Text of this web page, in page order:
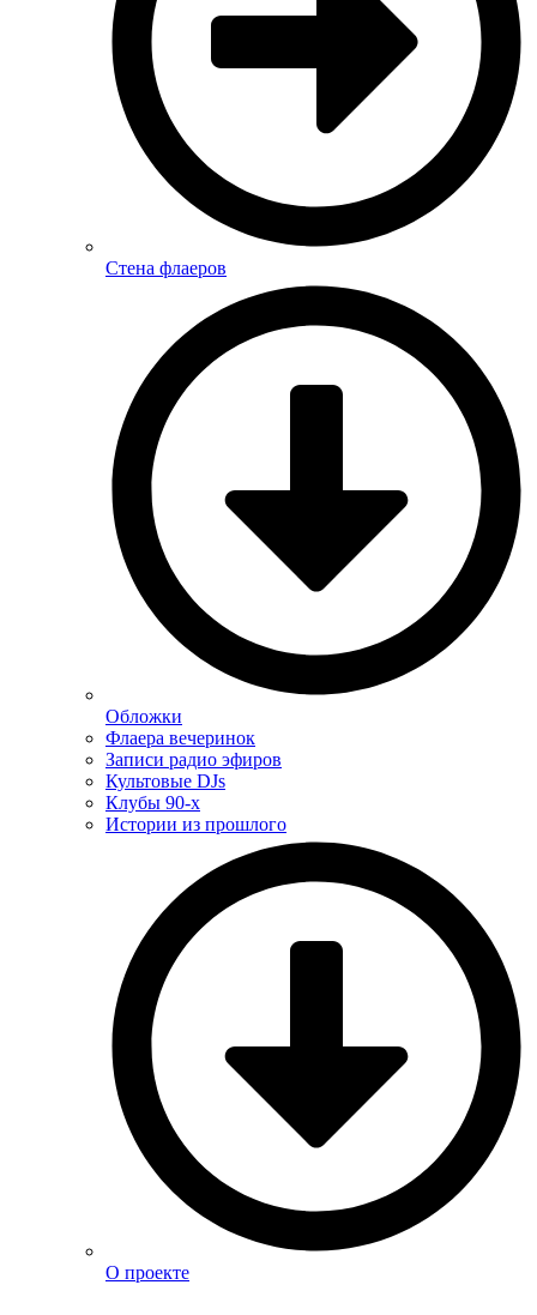
Стена флаеров
Обложки
Флаера вечеринок
Записи радио эфиров
Культовые DJs
Клубы 90-х
Истории из прошлого
О проекте